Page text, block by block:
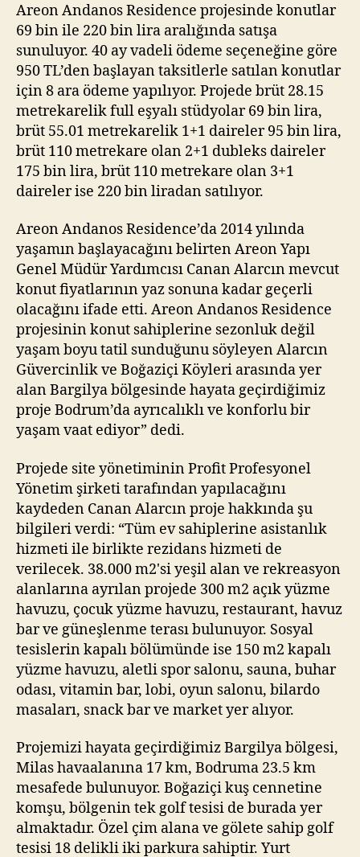
Areon Andanos Residence projesinde konutlar
69 bin ile 220 bin lira aralığında satışa
sunuluyor. 40 ay vadeli ödeme seçeneğine göre
950 TL’den başlayan taksitlerle satılan konutlar
için 8 ara ödeme yapılıyor. Projede brüt 28.15
metrekarelik full eşyalı stüdyolar 69 bin lira,
brüt 55.01 metrekarelik 1+1 daireler 95 bin lira,
brüt 110 metrekare olan 2+1 dubleks daireler
175 bin lira, brüt 110 metrekare olan 3+1
daireler ise 220 bin liradan satılıyor.
Areon Andanos Residence’da 2014 yılında
yaşamın başlayacağını belirten Areon Yapı
Genel Müdür Yardımcısı Canan Alarcın mevcut
konut fiyatlarının yaz sonuna kadar geçerli
olacağını ifade etti. Areon Andanos Residence
projesinin konut sahiplerine sezonluk değil
yaşam boyu tatil sunduğunu söyleyen Alarcın
Güvercinlik ve Boğaziçi Köyleri arasında yer
alan Bargilya bölgesinde hayata geçirdiğimiz
proje Bodrum’da ayrıcalıklı ve konforlu bir
yaşam vaat ediyor” dedi.
Projede site yönetiminin Profit Profesyonel
Yönetim şirketi tarafından yapılacağını
kaydeden Canan Alarcın proje hakkında şu
bilgileri verdi: “Tüm ev sahiplerine asistanlık
hizmeti ile birlikte rezidans hizmeti de
verilecek. 38.000 m2'si yeşil alan ve rekreasyon
alanlarına ayrılan projede 300 m2 açık yüzme
havuzu, çocuk yüzme havuzu, restaurant, havuz
bar ve güneşlenme terası bulunuyor. Sosyal
tesislerin kapalı bölümünde ise 150 m2 kapalı
yüzme havuzu, aletli spor salonu, sauna, buhar
odası, vitamin bar, lobi, oyun salonu, bilardo
masaları, snack bar ve market yer alıyor.
Projemizi hayata geçirdiğimiz Bargilya bölgesi,
Milas havaalanına 17 km, Bodruma 23.5 km
mesafede bulunuyor. Boğaziçi kuş cennetine
komşu, bölgenin tek golf tesisi de burada yer
almaktadır. Özel çim alana ve gölete sahip golf
tesisi 18 delikli iki parkura sahiptir. Yurt